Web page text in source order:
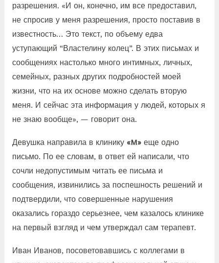
разрешения. «И он, конечно, им все предоставил,
не спросив у меня разрешения, просто поставив в
известность… Это текст, по объему едва
уступающий “Властелину колец”. В этих письмах и
сообщениях настолько много интимных, личных,
семейных, разных других подробностей моей
жизни, что на их основе можно сделать вторую
меня. И сейчас эта информация у людей, которых я
не знаю вообще», — говорит она.
Девушка направила в клинику «M»еще одно
письмо. По ее словам, в ответ ей написали, что
сочли недопустимым читать ее письма и
сообщения, извинились за поспешность решений и
подтвердили, что совершенные нарушения
оказались гораздо серьезнее, чем казалось клинике
на первый взгляд и чем утверждал сам терапевт.
Иван Иванов, посоветовавшись с коллегами в